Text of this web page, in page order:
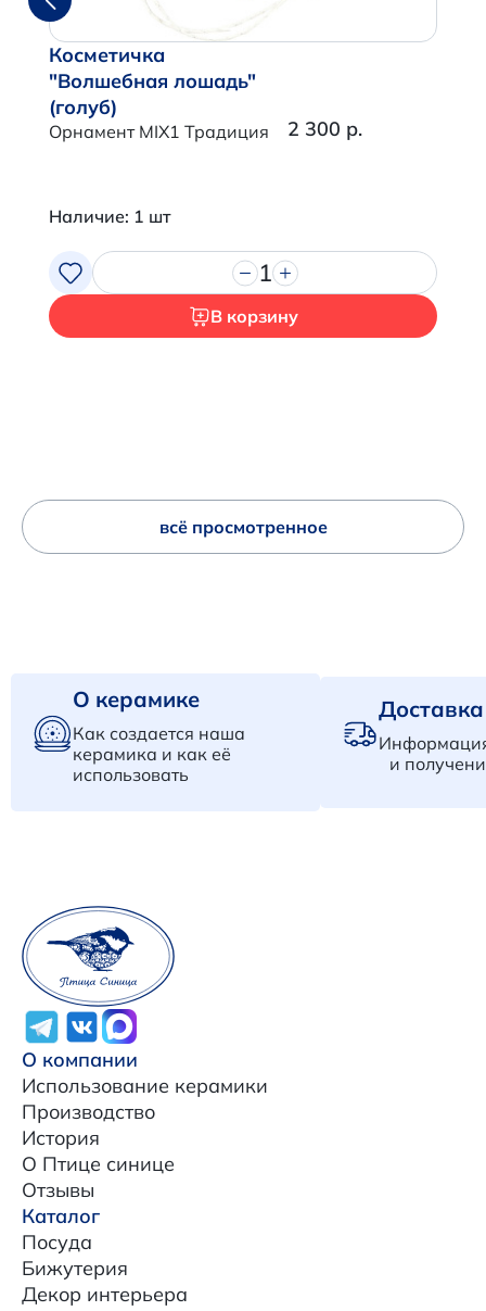
Косметичка
"Волшебная лошадь"
(голуб)
Орнамент MIX1 Традиция 2 300 р.
Наличие: 1 шт
1
В корзину
всё просмотренное
О керамике
Как создается наша
керамика и как её
использовать
и
О компании
Использование керамики
Производство
История
О Птице синице
Отзывы
Каталог
Посуда
Бижутерия
Декор интерьера